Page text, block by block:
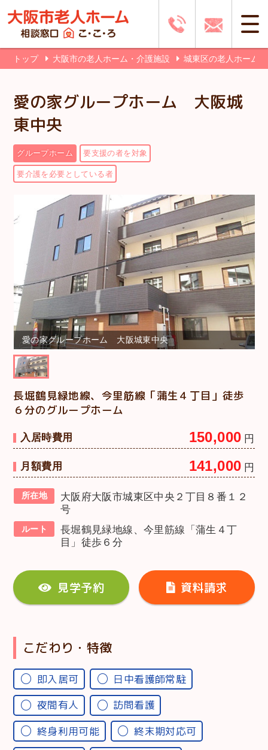
トップ 大阪市の老人ホーム・介護施設 城東区の老人ホーム
愛の家グループホーム 大阪城
東中央
グループホーム 要支援の者を対象
要介護を必要としている者
愛の家グループホーム 大阪城東中央
長堀鶴見緑地線、今里筋線「蒲生４丁目」徒歩
６分のグループホーム
入居時費用 150,000 円
月額費用 141,000 円
所在地
大阪府大阪市城東区中央２丁目８番１２
号
ルート
長堀鶴見緑地線、今里筋線「蒲生４丁
目」徒歩６分
見学予約 資料請求
こだわり・特徴
即入居可
日中看護師常駐
夜間有人
訪問看護
終身利用可能
終末期対応可